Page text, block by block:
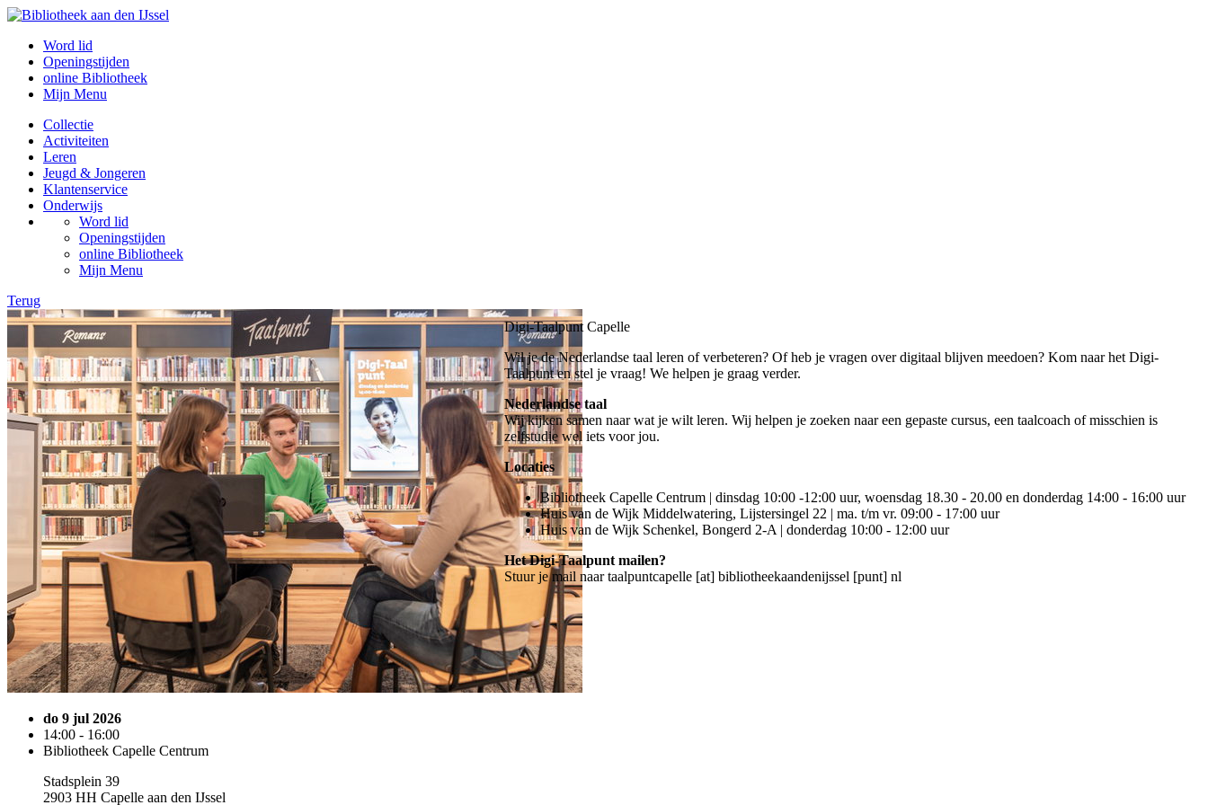
Word lid
Openingstijden
online Bibliotheek
Mijn Menu
Collectie
Activiteiten
Leren
Jeugd & Jongeren
Klantenservice
Onderwijs
Word lid
Openingstijden
online Bibliotheek
Mijn Menu
Terug
do 9 jul 2026
14:00 - 16:00
Bibliotheek Capelle Centrum
Stadsplein 39
2903 HH Capelle aan den IJssel
Digi-Taalpunt Capelle
Wil je de Nederlandse taal leren of verbeteren? Of heb je vragen over digitaal blijven meedoen? Kom naar het Digi-
Taalpunt en stel je vraag! We helpen je graag verder.
Nederlandse taal
Wij kijken samen naar wat je wilt leren. Wij helpen je zoeken naar een gepaste cursus, een taalcoach of misschien is
zelfstudie wel iets voor jou.
Locaties
Bibliotheek Capelle Centrum | dinsdag 10:00 -12:00 uur, woensdag 18.30 - 20.00 en donderdag 14:00 - 16:00 uur
Huis van de Wijk Middelwatering, Lijstersingel 22 | ma. t/m vr. 09:00 - 17:00 uur
Huis van de Wijk Schenkel, Bongerd 2-A | donderdag 10:00 - 12:00 uur
Het Digi-Taalpunt mailen?
Stuur je mail naartaalpuntcapelle [at] bibliotheekaandenijssel [punt] nl